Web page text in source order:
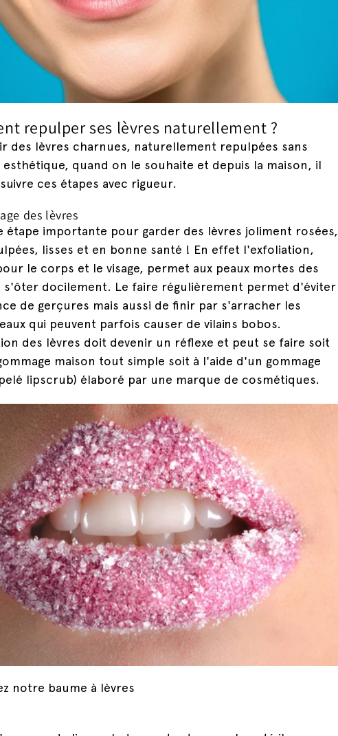
repulper ses lèvres naturellement ?
des lèvres charnues, naturellement repulpées sans
quand on le souhaite et depuis la maison, il
ces étapes avec rigueur.
des lèvres
étape importante pour garder des lèvres joliment rosées,
lisses et en bonne santé ! En effet l'exfoliation,
le corps et le visage, permet aux peaux mortes des
s'ôter docilement. Le faire régulièrement permet d'éviter
de gerçures mais aussi de finir par s'arracher les
qui peuvent parfois causer de vilains bobos.
des lèvres doit devenir un réflexe et peut se faire soit
maison tout simple soit à l'aide d'un gommage
lipscrub) élaboré par une marque de cosmétiques.
notre baume à lèvres